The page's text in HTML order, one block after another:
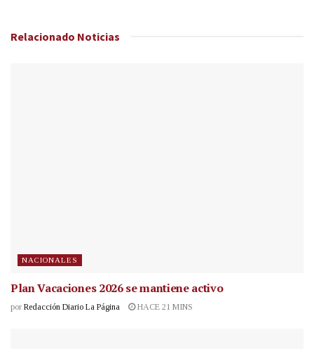
Relacionado Noticias
NACIONALES
Plan Vacaciones 2026 se mantiene activo
por Redacción Diario La Página HACE 21 MINS